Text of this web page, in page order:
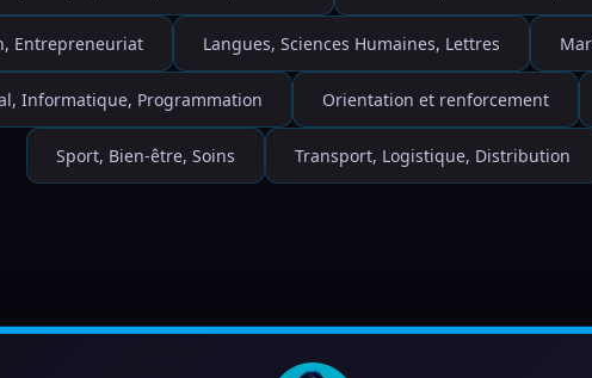
Entrepreneuriat Langues, Sciences Humaines, Lettres
Informatique, Programmation Orientation et renforcement
Sport, Bien-être, Soins Transport, Logistique, Distribution